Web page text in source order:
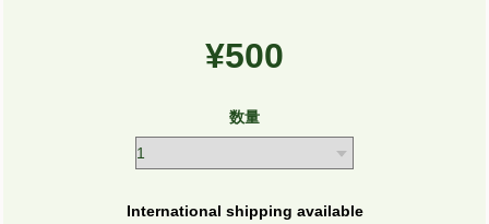
¥500
数量
International shipping available